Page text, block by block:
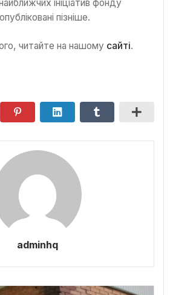
ініціатив фонду
пізніше.
читайте на нашому сайті.
adminhq